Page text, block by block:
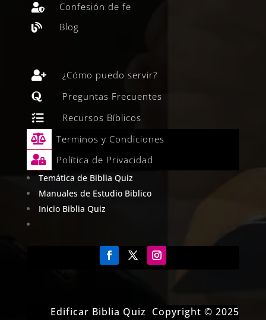
 Confesión de fe
 Blog
 ¿Cómo puedo servir?
 Preguntas Frecuentes
 Recursos Bíblicos
 Terminos y Condiciones
 Política de Privacidad
Temática de Biblia Quiz
Manuales de Estudio Biblico
Inicio Biblia Quiz
Edificar Biblia Quiz Copyright © 2025